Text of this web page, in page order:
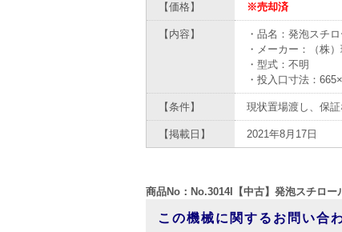
【価格】 ※売却済
【内容】
・品名：発泡スチ
・メーカー：（株
・型式：不明
・投入口寸法：
【条件】 現状置場渡し、保
【掲載日】 2021年8月17日
商品No：No.3014I【中古】発泡スチロー
この機械に関するお問い合